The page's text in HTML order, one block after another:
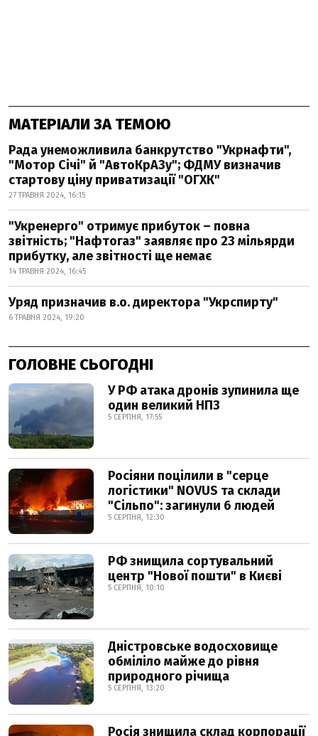
МАТЕРІАЛИ ЗА ТЕМОЮ
Рада унеможливила банкрутство "Укрнафти",
"Мотор Січі" й "АвтоКрАЗу"; ФДМУ визначив
стартову ціну приватизації "ОГХК"
27 ТРАВНЯ 2024, 16:15
"Укренерго" отримує прибуток – повна
звітність; "Нафтогаз" заявляє про 23 мільярди
прибутку, але звітності ще немає
14 ТРАВНЯ 2024, 16:45
Уряд призначив в.о. директора "Укрспирту"
6 ТРАВНЯ 2024, 19:20
ГОЛОВНЕ СЬОГОДНІ
У РФ атака дронів зупинила ще
один великий НПЗ
5 СЕРПНЯ, 17:55
Росіяни поцілили в "серце
логістики" NOVUS та склади
"Сільпо": загинули 6 людей
5 СЕРПНЯ, 12:30
РФ знищила сортувальний
центр "Нової пошти" в Києві
5 СЕРПНЯ, 10:10
Дністровське водосховище
обміліло майже до рівня
природного річища
5 СЕРПНЯ, 13:20
Росія знищила склад корпорації